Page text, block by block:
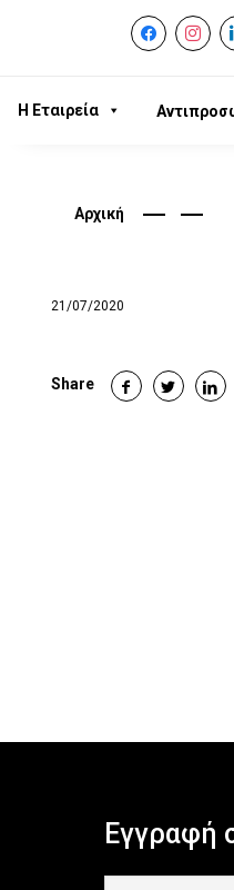
facebook
Η Εταιρεία
Αρχική
21/07/2020
Share
Εγγραφή